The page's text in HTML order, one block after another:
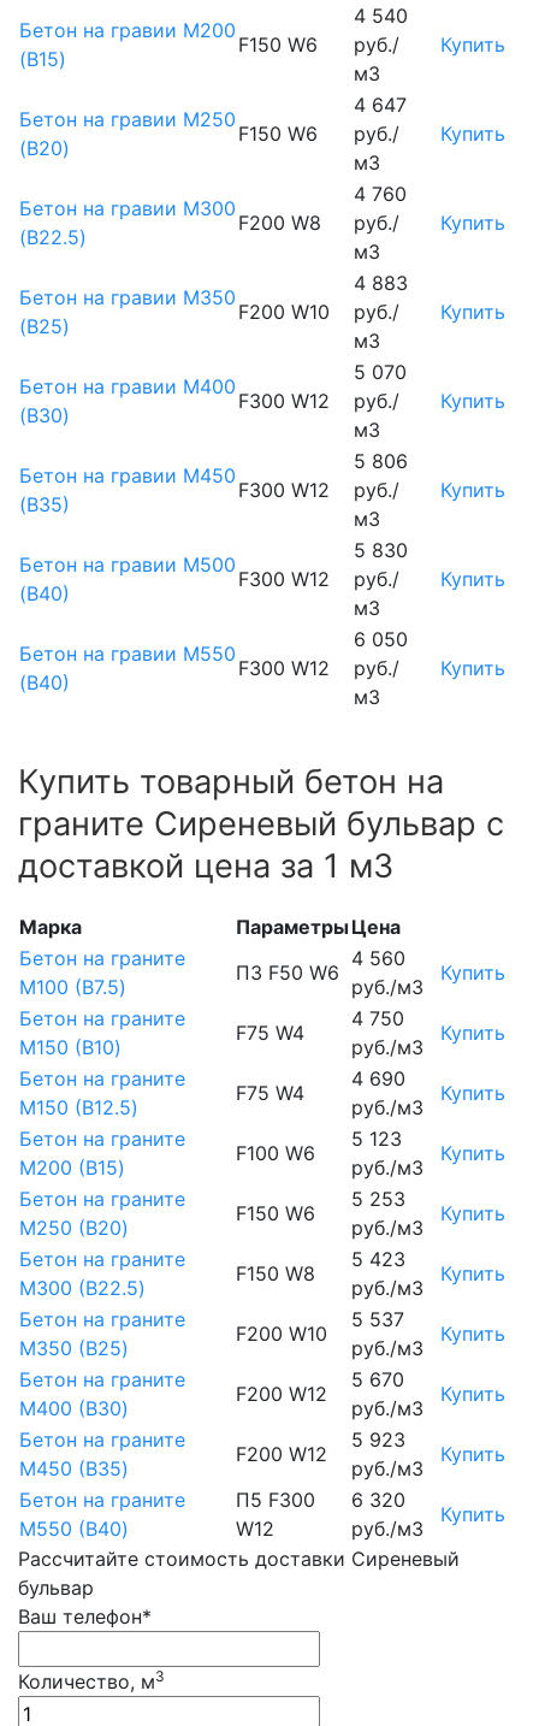
Бетон на гравии М200
(B15)
F150 W6
4 540
руб./
м3
Купить
Бетон на гравии М250
(B20)
F150 W6
4 647
руб./
м3
Купить
Бетон на гравии М300
(B22.5)
F200 W8
4 760
руб./
м3
Купить
Бетон на гравии М350
(B25)
F200 W10
4 883
руб./
м3
Купить
Бетон на гравии М400
(B30)
F300 W12
5 070
руб./
м3
Купить
Бетон на гравии М450
(В35)
F300 W12
5 806
руб./
м3
Купить
Бетон на гравии М500
(В40)
F300 W12
5 830
руб./
м3
Купить
Бетон на гравии М550
(В40)
F300 W12
6 050
руб./
м3
Купить
Купить товарный бетон на
граните Сиреневый бульвар с
доставкой цена за 1 м3
Марка ПараметрыЦена
Бетон на граните
М100 (B7.5)
П3 F50 W6
4 560
руб./м3
Купить
Бетон на граните
М150 (B10)
F75 W4
4 750
руб./м3
Купить
Бетон на граните
М150 (B12.5)
F75 W4
4 690
руб./м3
Купить
Бетон на граните
М200 (B15)
F100 W6
5 123
руб./м3
Купить
Бетон на граните
М250 (B20)
F150 W6
5 253
руб./м3
Купить
Бетон на граните
М300 (B22.5)
F150 W8
5 423
руб./м3
Купить
Бетон на граните
М350 (B25)
F200 W10
5 537
руб./м3
Купить
Бетон на граните
М400 (B30)
F200 W12
5 670
руб./м3
Купить
Бетон на граните
М450 (B35)
F200 W12
5 923
руб./м3
Купить
Бетон на граните
М550 (B40)
П5 F300
W12
6 320
руб./м3
Купить
Рассчитайте стоимость доставки Сиреневый
бульвар
Ваш телефон*
Количество, м3